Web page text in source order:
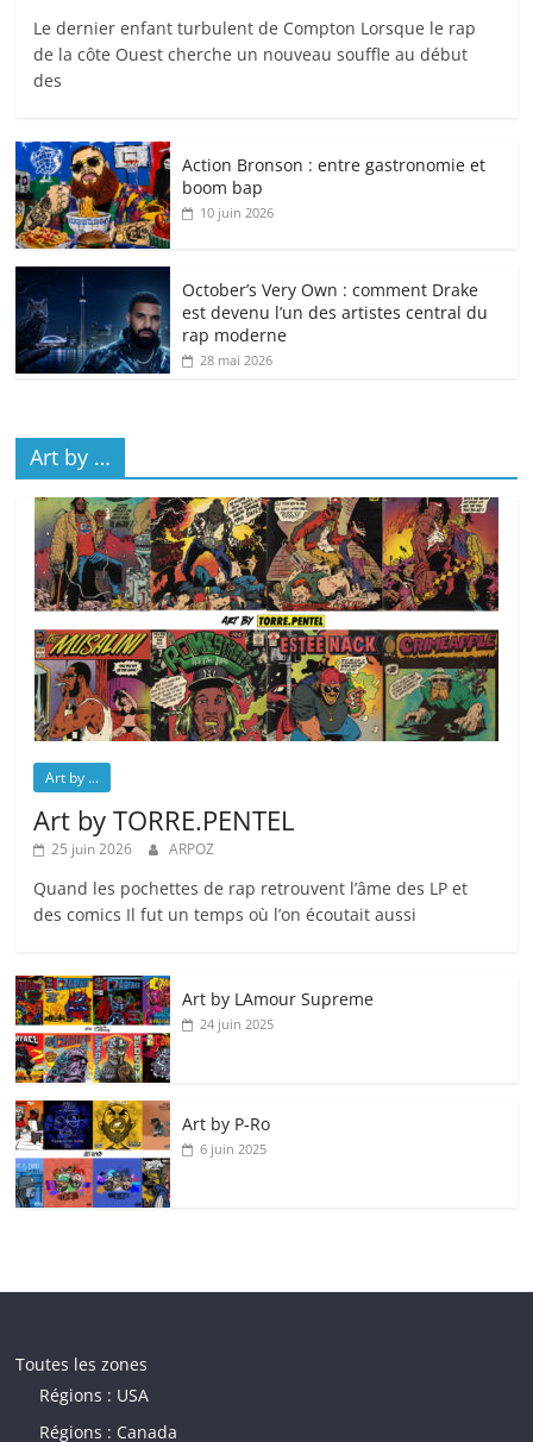
Le dernier enfant turbulent de Compton Lorsque le rap
de la côte Ouest cherche un nouveau souffle au début
des
Action Bronson : entre gastronomie et
boom bap
10 juin 2026
October’s Very Own : comment Drake
est devenu l’un des artistes central du
rap moderne
28 mai 2026
Art by …
Art by ...
Art by TORRE.PENTEL
25 juin 2026 ARPOZ
Quand les pochettes de rap retrouvent l’âme des LP et
des comics Il fut un temps où l’on écoutait aussi
Art by LAmour Supreme
24 juin 2025
Art by P‑Ro
6 juin 2025
Toutes les zones
Régions : USA
Régions : Canada